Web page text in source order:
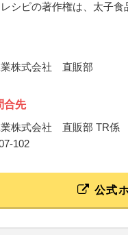
シピの著作権は、太子食
業株式会社 直販部
合先
業株式会社 直販部 TR係
102
公式